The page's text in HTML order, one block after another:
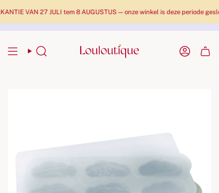
VAN 27 JULI tem 8 AUGUSTUS — onze winkel is deze periode
Zoekopdracht